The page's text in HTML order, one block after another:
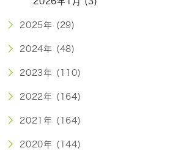
2025年 (29)
2024年 (48)
2023年 (110)
2022年 (164)
2021年 (164)
2020年 (144)